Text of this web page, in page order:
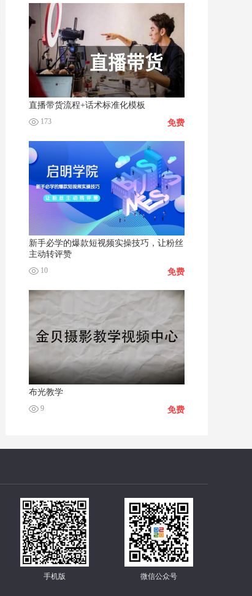
直播带货流程+话术标准化模板
173 免费
新手必学的爆款短视频实操技巧，让粉丝
主动转评赞
10 免费
布光教学
9 免费
手机版 微信公众号